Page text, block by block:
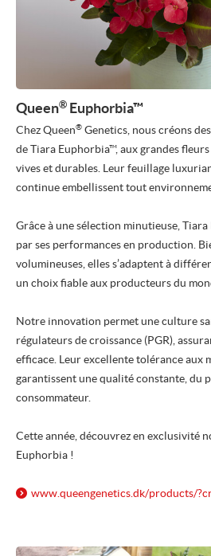
Queen® Euphorbia™
Chez Queen® Genetics, nous créons
de Tiara Euphorbia™, aux grandes
vives et durables. Leur feuillage
continue embellissent tout
Grâce à une sélection minutieuse,
par ses performances en production.
volumineuses, elles s’adaptent à
un choix fiable aux producteurs du
Notre innovation permet une culture
régulateurs de croissance (PGR),
efficace. Leur excellente tolérance aux
garantissent une qualité constante, du
consommateur.
Cette année, découvrez en exclusivité
Euphorbia !
www.queengenetics.dk/products/